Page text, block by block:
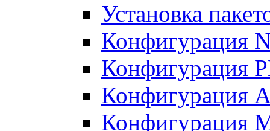
Установка
Конфигурация
Конфигурация
Конфигурация
Конфигурация